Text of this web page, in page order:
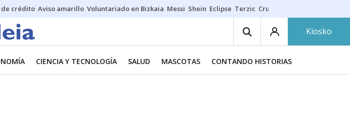
crédito Aviso amarillo Voluntariado en Bizkaia Messi Shein Eclipse Terzic Cruz Gorbeia
Kiosko
CIENCIA Y TECNOLOGÍA SALUD MASCOTAS CONTANDO HISTORIAS